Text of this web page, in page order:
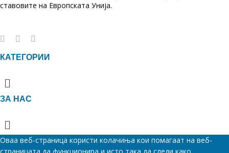
ставовите на Европската Унија.
КАТЕГОРИИ
Menu
ЗА НАС
Menu
Оваа веб-страница користи колачиња кои помагаат на веб-